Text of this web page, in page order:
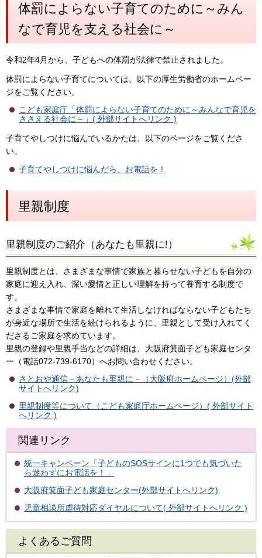
体罰によらない子育てのために～みん
なで育児を支える社会に～
令和2年4月から、子どもへの体罰が法律で禁止されました。
体罰によらない子育てについては、以下の厚生労働省のホームペー
ジをご覧ください。
こども家庭庁「体罰によらない子育てのために～みんなで育児を
ささえる社会に～」( 外部サイトへリンク )
子育てやしつけに悩んでいるかたは、以下のページをご覧くださ
い。
子育てやしつけに悩んだら、お電話を！
里親制度
里親制度のご紹介（あなたも里親に!）
里親制度とは、さまざまな事情で家族と暮らせない子どもを自分の
家庭に迎え入れ、深い愛情と正しい理解を持って養育する制度で
す。
さまざまな事情で家庭を離れて生活しなければならない子どもたち
が身近な場所で生活を続けられるように、里親として受け入れてく
ださるご家庭を求めています。
里親の登録や里親手当などの詳細は、大阪府箕面子ども家庭センタ
ー（電話072-739-6170）へお問い合わせください。
さとおや通信－あなたも里親に－（大阪府ホームページ）(外部
サイトへリンク)
里親制度等について（こども家庭庁ホームページ）( 外部サイト
へリンク )
関連リンク
統一キャンペーン「子どものSOSサインに1つでも気づいた
ら迷わずにお電話を！」
大阪府箕面子ども家庭センター(外部サイトへリンク)
児童相談所虐待対応ダイヤルについて( 外部サイトへリンク )
よくあるご質問